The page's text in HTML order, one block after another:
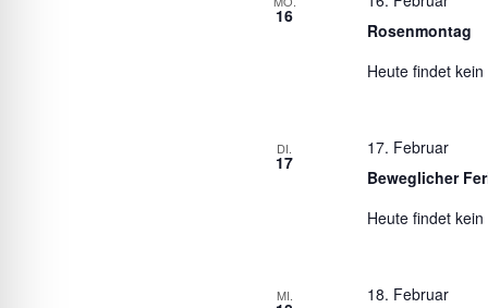
16
Rosenmontag
Heute findet
DI.
17
Beweglicher
17. Februar
Heute findet
MI. 18. Februar